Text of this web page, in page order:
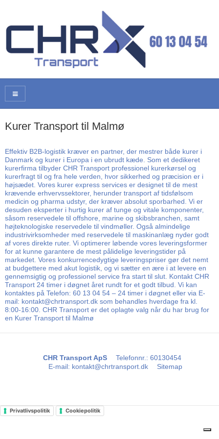
Kurer Transport til Malmø
Effektiv B2B-logistik kræver en partner, der mestrer både kurer i
Danmark og kurer i Europa i en ubrudt kæde. Som et dedikeret
kurerfirma tilbyder CHR Transport professionel kurerkørsel og
kurerfragt til og fra hele verden, hvor sikkerhed og præcision er i
højsædet. Vores kurer express services er designet til de mest
krævende erhvervssektorer, herunder transport af tidsfølsom
medicin og pharma udstyr, der kræver absolut sporbarhed. Vi er
desuden eksperter i hurtig kurer af tunge og vitale komponenter,
såsom reservedele til offshore, marine og skibsbranchen, samt
højteknologiske reservedele til vindmøller. Også almindelige
industrivirksomheder med reservedele til maskinanlæg nyder godt
af vores direkte ruter. Vi optimerer løbende vores leveringsformer
for at kunne garantere de mest pålidelige leveringstider på
markedet. Vores konkurrencedygtige leveringspriser gør det nemt
at budgettere med akut logistik, og vi sætter en ære i at levere en
gennemsigtig og professionel service fra start til slut. Kontakt CHR
Transport 24 timer i døgnet året rundt for et godt tilbud. Vi kan
kontaktes på Telefon: 60 13 04 54 – 24 timer i døgnet eller via E-
mail: kontakt@chrtransport.dk som behandles hverdage fra kl.
8:00-16:00. CHR Transport er det oplagte valg når du har brug for
en Kurer Transport til Malmø
CHR Transport ApS Telefonnr.: 60130454
E-mail: kontakt@chrtransport.dk Sitemap
Privatlivspolitik Cookiepolitik